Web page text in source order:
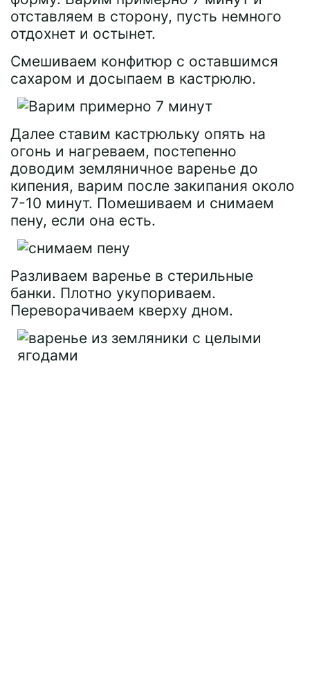
отставляем в сторону, пусть немного
отдохнет и остынет.
Смешиваем конфитюр с оставшимся
сахаром и досыпаем в кастрюлю.
Далее ставим кастрюльку опять на
огонь и нагреваем, постепенно
доводим земляничное варенье до
кипения, варим после закипания около
7-10 минут. Помешиваем и снимаем
пену, если она есть.
Разливаем варенье в стерильные
банки. Плотно укупориваем.
Переворачиваем кверху дном.